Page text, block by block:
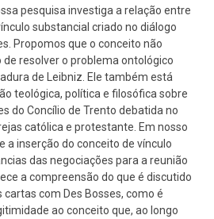
pesquisa investiga a relação entre
substancial criado no diálogo
Propomos que o conceito não
resolver o problema ontológico
de Leibniz. Ele também está
teológica, política e filosófica sobre
do Concílio de Trento debatida no
católica e protestante. Em nosso
a inserção do conceito de vínculo
das negociações para a reunião
a compreensão do que é discutido
com Des Bosses, como é
ao conceito que, ao longo